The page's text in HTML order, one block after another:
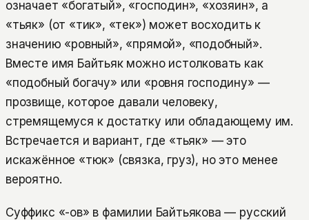
означает «богатый», «господин», «хозяин», а
«тьяк» (от «тик», «тек») может восходить к
значению «ровный», «прямой», «подобный».
Вместе имя Байтьяк можно истолковать как
«подобный богачу» или «ровня господину» —
прозвище, которое давали человеку,
стремящемуся к достатку или обладающему им.
Встречается и вариант, где «тьяк» — это
искажённое «тюк» (связка, груз), но это менее
вероятно.
Суффикс «-ов» в фамилии Байтьякова — русский